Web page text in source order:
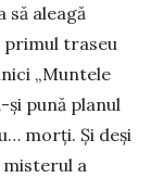
alea­gă
primul traseu
„Muntele
și pună planul
morți. Și deși
misterul a